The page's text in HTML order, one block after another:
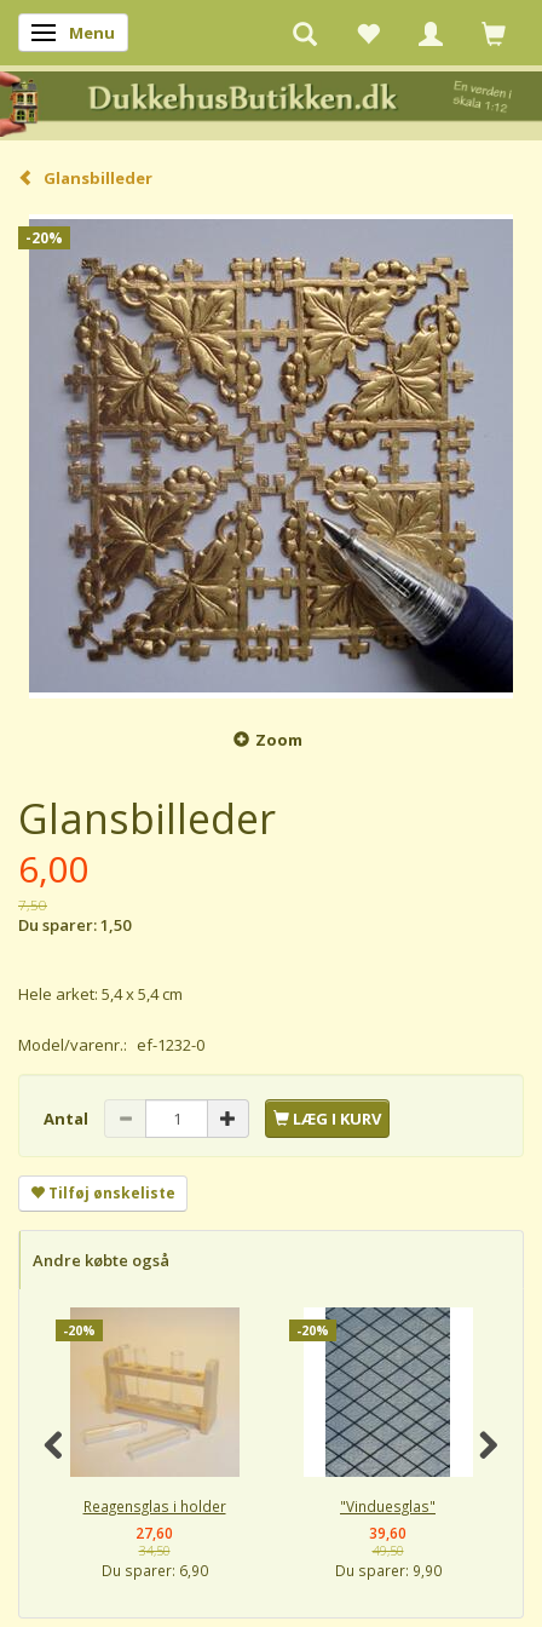
Skifte navigation
Menu
Glansbilleder
-20%
Zoom
Glansbilleder
6,00
7,50
Du sparer:1,50
Hele arket: 5,4 x 5,4 cm
Model/varenr.: ef-1232-0
Antal LÆG I KURV
Tilføj ønskeliste
Andre købte også
-20%
Reagensglas i holder
27,60
34,50
Du sparer: 6,90
-20%
"Vinduesglas"
39,60
49,50
Du sparer: 9,90